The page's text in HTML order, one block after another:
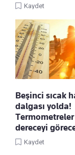
Kaydet
Beşinci sıcak
dalgası yolda!
dereceyi
Kaydet